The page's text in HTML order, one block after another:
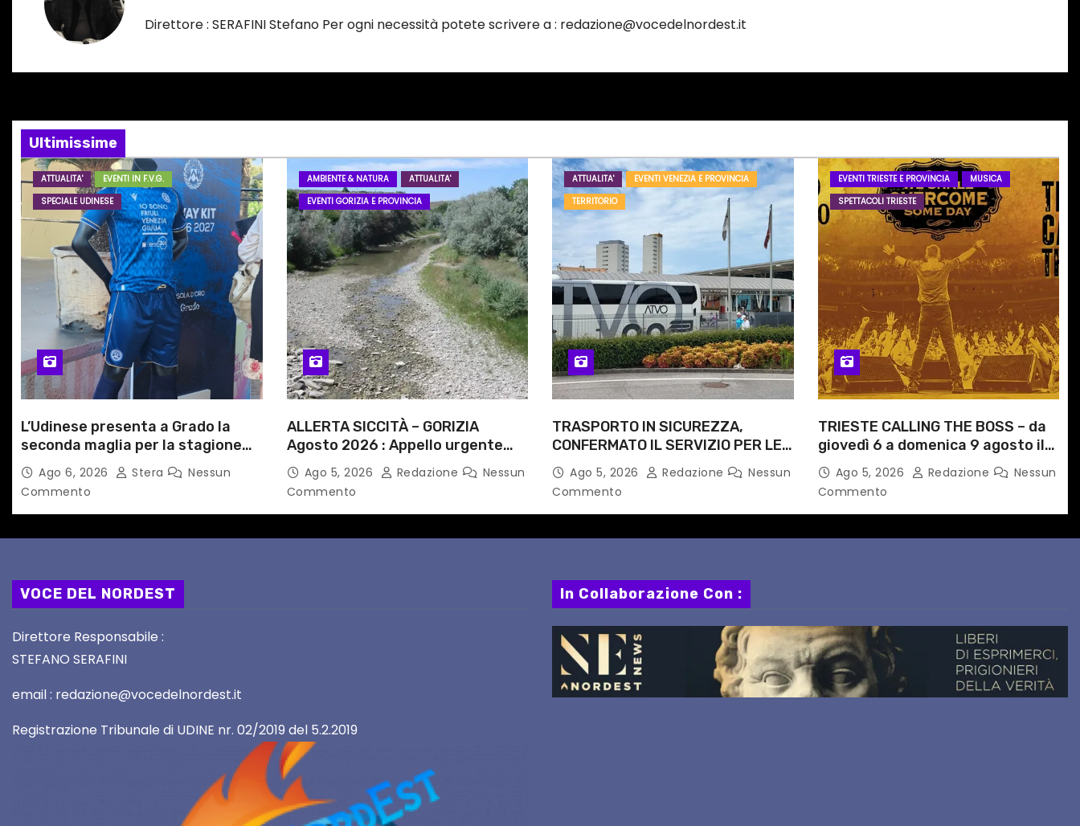
o
o
a
z
i
o
n
e
a
t
i
c
o
l
i
Direttore : SERAFINI Stefano Per ogni necessità potete scrivere a : redazione@vocedelnordest.it
Ultimissime
ATTUALITA'
EVENTI IN F.V.G.
SPECIALE UDINESE
L’Udinese presenta a Grado la
seconda maglia per la stagione
2026/27
Ago 6, 2026 Stera
Nessun
Commento
AMBIENTE & NATURA
ATTUALITA'
EVENTI GORIZIA E PROVINCIA
ALLERTA SICCITÀ – GORIZIA
Agosto 2026 : Appello urgente
alle Autorità competenti
Ago 5, 2026 Redazione
Nessun
Commento
ATTUALITA'
EVENTI VENEZIA E PROVINCIA
TERRITORIO
TRASPORTO IN SICUREZZA,
CONFERMATO IL SERVIZIO PER LE
NOTTI DI AGOSTO: DEFINITI
PERCORSI, FERMATE E ORARIO
Ago 5, 2026 Redazione
Nessun
Commento
EVENTI TRIESTE E PROVINCIA
MUSICA
SPETTACOLI TRIESTE
TRIESTE CALLING THE BOSS – da
giovedì 6 a domenica 9 agosto il
festival triestino dedicato a
Springsteen
Ago 5, 2026 Redazione
Nessun
Commento
VOCE DEL NORDEST
Direttore Responsabile :
STEFANO SERAFINI
email : redazione@vocedelnordest.it
Registrazione Tribunale di UDINE nr. 02/2019 del 5.2.2019
In Collaborazione Con :